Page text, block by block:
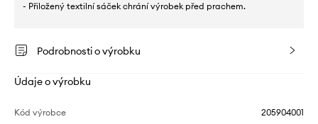
- Přiložený textilní sáček chrání výrobek před prachem.
Podrobnosti o výrobku
Údaje o výrobku
Kód výrobce 205904001